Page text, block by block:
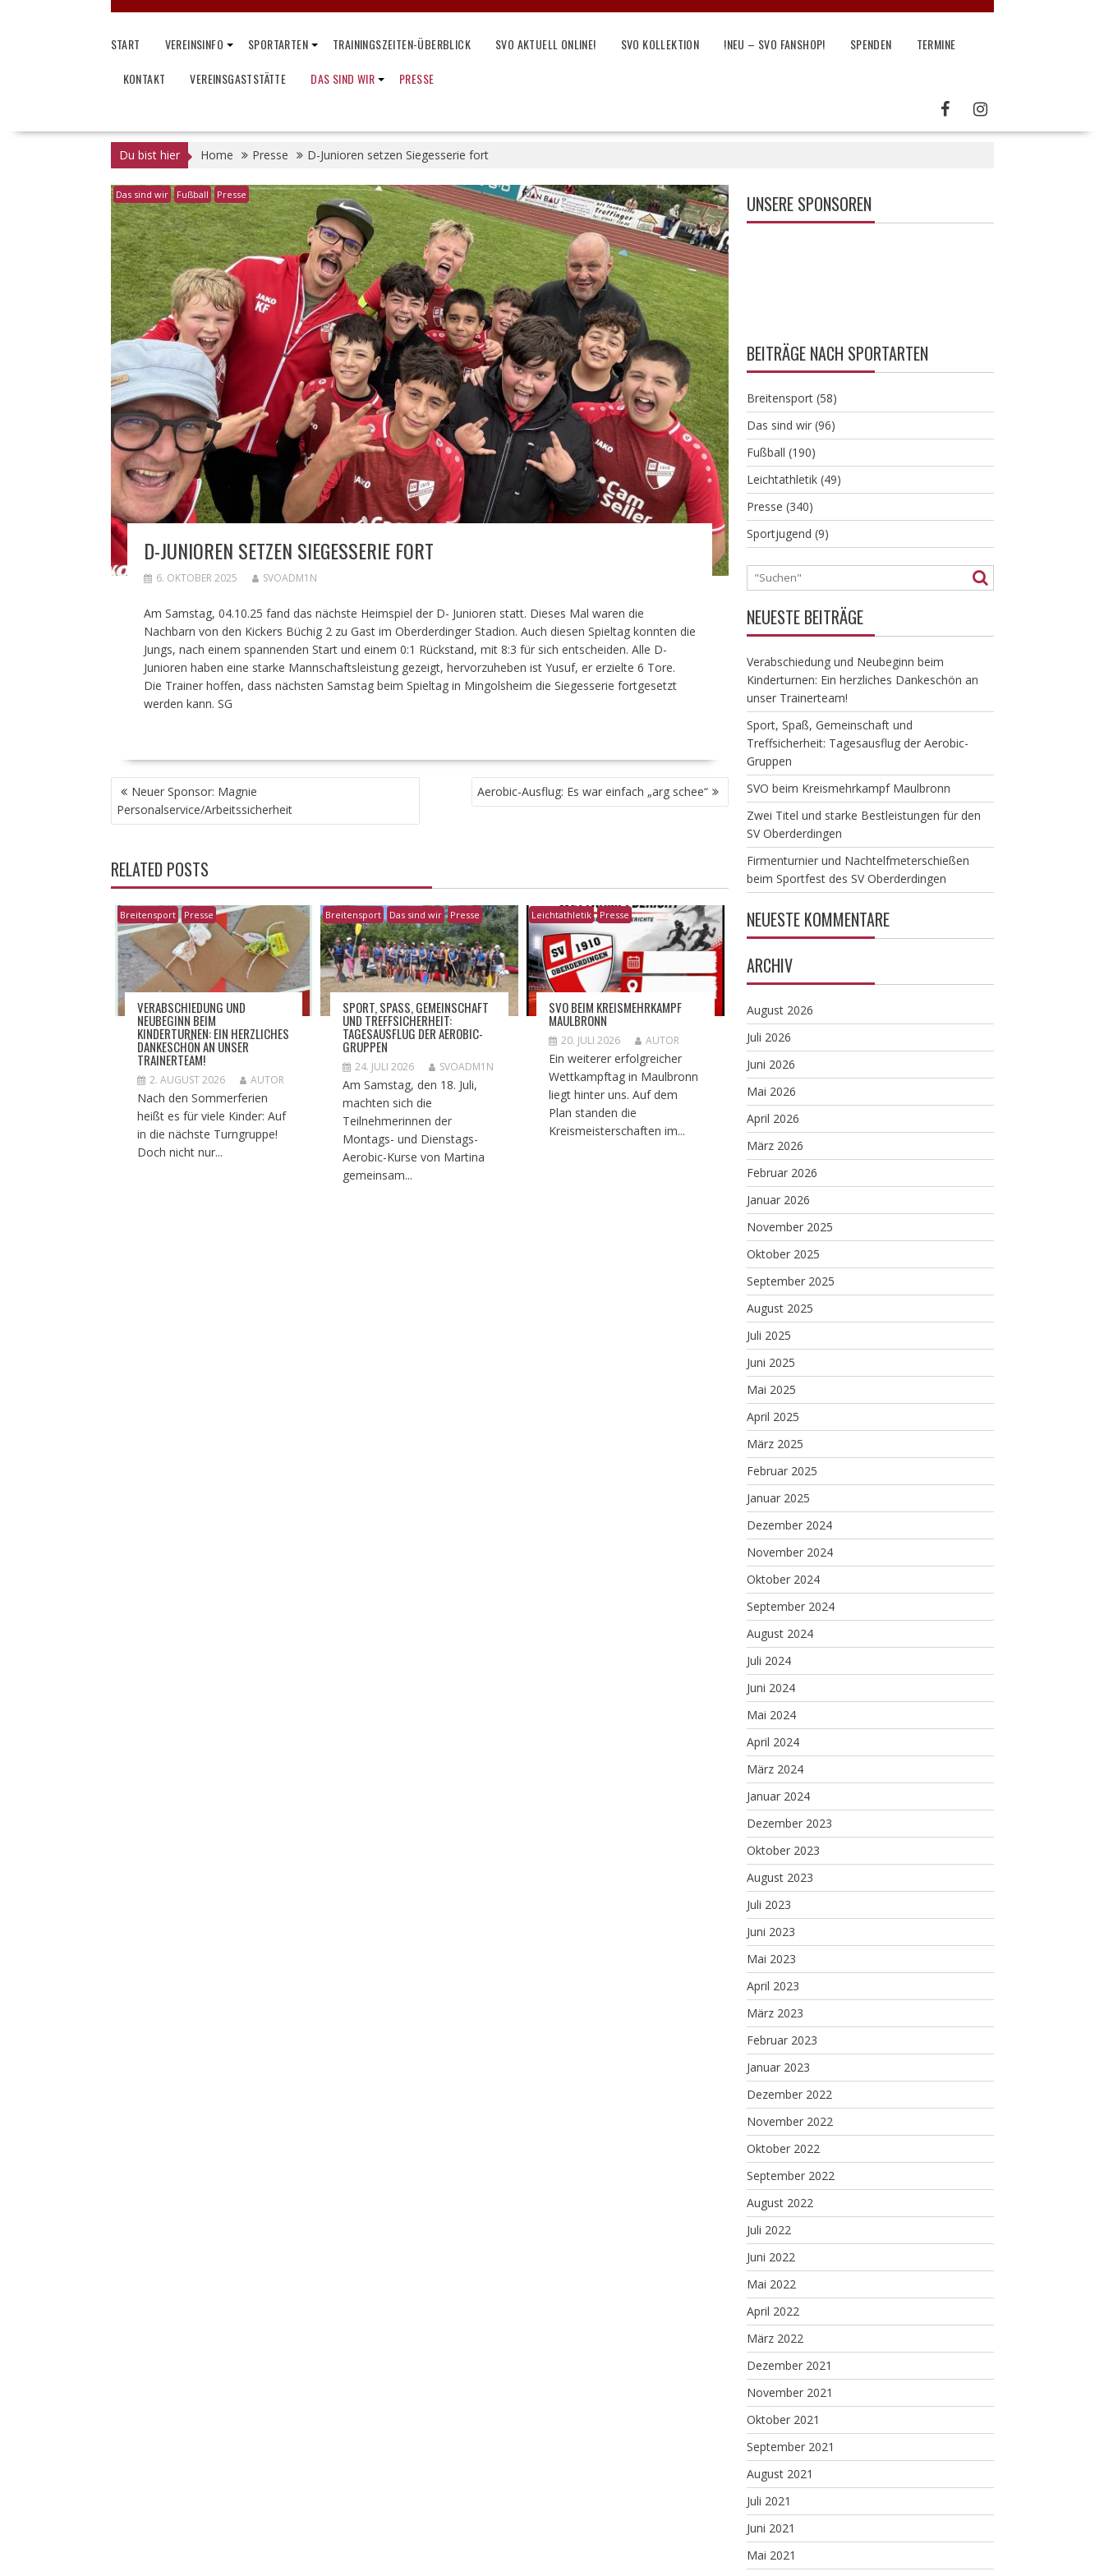
START VEREINSINFO SPORTARTEN TRAININGSZEITEN-ÜBERBLICK SVO AKTUELL ONLINE! SVO KOLLEKTION !NEU – SVO FANSHOP! SPENDEN
TERMINE
KONTAKT
VEREINSGASTSTÄTTE DAS SIND WIR PRESSE
Du bist hier Home Presse D-Junioren setzen Siegesserie fort
Das sind wir Fußball Presse
D-JUNIOREN SETZEN SIEGESSERIE FORT
6. OKTOBER 2025 SVOADM1N
Am Samstag, 04.10.25 fand das nächste Heimspiel der D- Junioren statt. Dieses Mal waren die
Nachbarn von den Kickers Büchig 2 zu Gast im Oberderdinger Stadion. Auch diesen Spieltag konnten die
Jungs, nach einem spannenden Start und einem 0:1 Rückstand, mit 8:3 für sich entscheiden. Alle D-
Junioren haben eine starke Mannschaftsleistung gezeigt, hervorzuheben ist Yusuf, er erzielte 6 Tore.
Die Trainer hoffen, dass nächsten Samstag beim Spieltag in Mingolsheim die Siegesserie fortgesetzt
werden kann. SG
BEITRAGSNAVIGATION
Neuer Sponsor: Magnie
Personalservice/Arbeitssicherheit
Aerobic-Ausflug: Es war einfach „arg schee“
RELATED POSTS
Breitensport Presse
VERABSCHIEDUNG UND
NEUBEGINN BEIM
KINDERTURNEN: EIN HERZLICHES
DANKESCHÖN AN UNSER
TRAINERTEAM!
2. AUGUST 2026 AUTOR
Nach den Sommerferien
heißt es für viele Kinder: Auf
in die nächste Turngruppe!
Doch nicht nur...
Breitensport Das sind wir Presse
​SPORT, SPASS, GEMEINSCHAFT U
ND TREFFSICHERHEIT: T
AGESAUSFLUG DER AEROBIC-G
RUPPEN
24. JULI 2026 SVOADM1N
Am Samstag, den 18. Juli,
machten sich die
Teilnehmerinnen der
Montags- und Dienstags-
Aerobic-Kurse von Martina
gemeinsam...
Leichtathletik Presse
SVO BEIM KREISMEHRKAMPF
MAULBRONN
20. JULI 2026 AUTOR
Ein weiterer erfolgreicher
Wettkampftag in Maulbronn
liegt hinter uns. Auf dem
Plan standen die
Kreismeisterschaften im...
UNSERE SPONSOREN
BEITRÄGE NACH SPORTARTEN
Breitensport(58)
Das sind wir(96)
Fußball (190)
Leichtathletik(49)
Presse (340)
Sportjugend (9)
NEUESTE BEITRÄGE
Verabschiedung und Neubeginn beim
Kinderturnen: Ein herzliches Dankeschön an
unser Trainerteam!
​Sport, Spaß, Gemeinschaft und
Treffsicherheit: Tagesausflug der Aerobic-
Gruppen
SVO beim Kreismehrkampf Maulbronn
Zwei Titel und starke Bestleistungen für den
SV Oberderdingen
Firmenturnier und Nachtelfmeterschießen
beim Sportfest des SV Oberderdingen
NEUESTE KOMMENTARE
ARCHIV
August 2026
Juli 2026
Juni 2026
Mai 2026
April 2026
März 2026
Februar 2026
Januar 2026
November 2025
Oktober 2025
September 2025
August 2025
Juli 2025
Juni 2025
Mai 2025
April 2025
März 2025
Februar 2025
Januar 2025
Dezember 2024
November 2024
Oktober 2024
September 2024
August 2024
Juli 2024
Juni 2024
Mai 2024
April 2024
März 2024
Januar 2024
Dezember 2023
Oktober 2023
August 2023
Juli 2023
Juni 2023
Mai 2023
April 2023
März 2023
Februar 2023
Januar 2023
Dezember 2022
November 2022
Oktober 2022
September 2022
August 2022
Juli 2022
Juni 2022
Mai 2022
April 2022
März 2022
Dezember 2021
November 2021
Oktober 2021
September 2021
August 2021
Juli 2021
Juni 2021
Mai 2021